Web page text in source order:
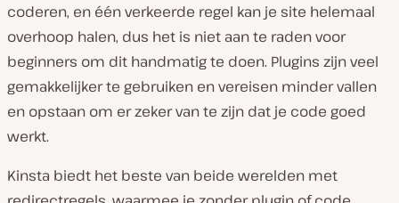
coderen, en één verkeerde regel kan je site helemaal
overhoop halen, dus het is niet aan te raden voor
beginners om dit handmatig te doen. Plugins zijn veel
gemakkelijker te gebruiken en vereisen minder vallen
en opstaan om er zeker van te zijn dat je code goed
werkt.
Kinsta biedt het beste van beide werelden met